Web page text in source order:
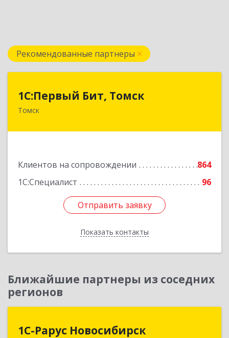
Рекомендованные партнеры
1С:Первый Бит, Томск
Томск
Клиентов на сопровождении
864
1С:Специалист
96
Отправить заявку
Показать контакты
634041, Томская обл, Томск г, Кирова пр-кт,
Отправить заявку
Назад
Ближайшие партнеры из соседних
регионов
1С-Рарус Новосибирск
1С-Рарус Новосибирск